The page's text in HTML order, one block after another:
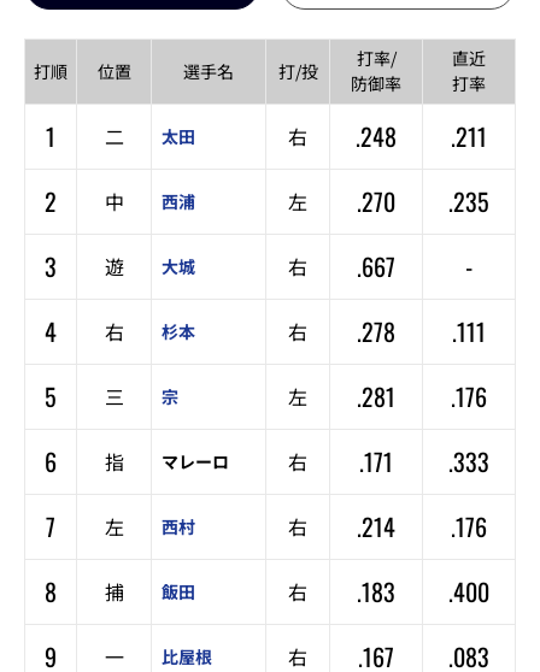
打順 位置 選手名 打/投
打率/
防御率
直近
打率
1 二 太田 右 .248
.211
2
中 西浦 左 .270
.235
3
遊 大城 右 .667
-
4
右 杉本 右 .278
.111
5
三 宗 左 .281
.176
6
指 マレーロ 右 .171
.333
7
左 西村 右 .214
.176
8
捕 飯田 右 .183
.400
9
一 比屋根 右 .167 .083